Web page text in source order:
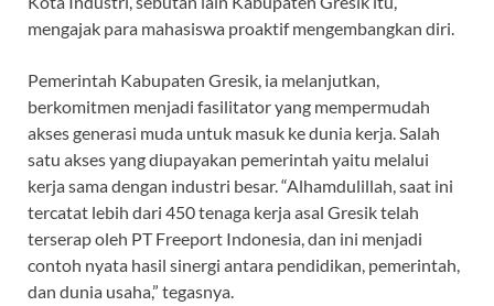
mengajak para mahasiswa proaktif mengembangkan diri.
Pemerintah Kabupaten Gresik, ia melanjutkan,
berkomitmen menjadi fasilitator yang mempermudah
akses generasi muda untuk masuk ke dunia kerja. Salah
satu akses yang diupayakan pemerintah yaitu melalui
kerja sama dengan industri besar. “Alhamdulillah, saat ini
tercatat lebih dari 450 tenaga kerja asal Gresik telah
terserap oleh PT Freeport Indonesia, dan ini menjadi
contoh nyata hasil sinergi antara pendidikan, pemerintah,
dan dunia usaha,” tegasnya.